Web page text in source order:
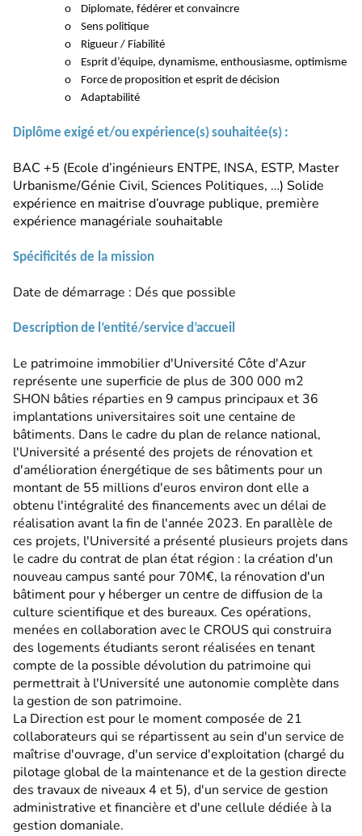
o Diplomate, fédérer et convaincre
o Sens politique
o Rigueur / Fiabilité
o Esprit d’équipe, dynamisme, enthousiasme, optimisme
o Force de proposition et esprit de décision
o Adaptabilité
Diplôme exigé et/ou expérience(s)souhaitée(s) :
BAC +5 (Ecole d’ingénieurs ENTPE, INSA, ESTP, Master
Urbanisme/Génie Civil, Sciences Politiques, …) Solide
expérience en maitrise d’ouvrage publique, première
expérience managériale souhaitable
Spécificités de la mission
Date de démarrage : Dés que possible
Descriptionde l’entité/service d’accueil
Le patrimoine immobilier d'Université Côte d'Azur
représente une superficie de plus de 300 000 m2
SHON bâties réparties en 9 campus principaux et 36
implantations universitaires soit une centaine de
bâtiments. Dans le cadre du plan de relance national,
l'Université a présenté des projets de rénovation et
d'amélioration énergétique de ses bâtiments pour un
montant de 55 millions d'euros environ dont elle a
obtenu l'intégralité des financements avec un délai de
réalisation avant la fin de l'année 2023. En parallèle de
ces projets, l'Université a présenté plusieurs projets dans
le cadre du contrat de plan état région : la création d'un
nouveau campus santé pour 70M€, la rénovation d'un
bâtiment pour y héberger un centre de diffusion de la
culture scientifique et des bureaux. Ces opérations,
menées en collaboration avec le CROUS qui construira
des logements étudiants seront réalisées en tenant
compte de la possible dévolution du patrimoine qui
permettrait à l'Université une autonomie complète dans
la gestion de son patrimoine.
La Direction est pour le moment composée de 21
collaborateurs qui se répartissent au sein d'un service de
maîtrise d'ouvrage, d'un service d'exploitation (chargé du
pilotage global de la maintenance et de la gestion directe
des travaux de niveaux 4 et 5), d'un service de gestion
administrative et financière et d'une cellule dédiée à la
gestion domaniale.